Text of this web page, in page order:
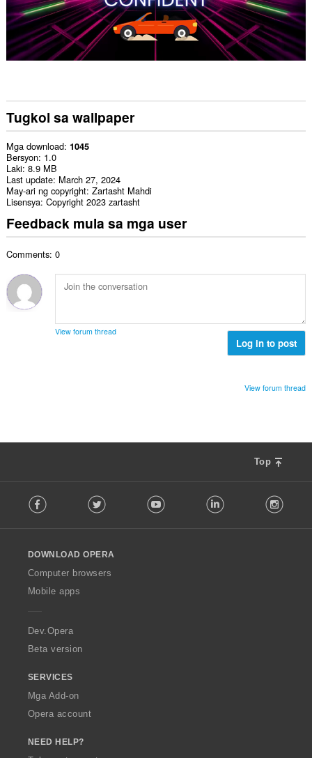
Tugkol sa wallpaper
Mga download 1045
Bersyon 1.0
Laki 8.9 MB
Last update March 27, 2024
May-ari ng copyright Zartasht Mahdi
Lisensya Copyright 2023 zartasht
Feedback mula sa mga user
Comments: 0
View forum thread
Log in to post
View forum thread
Top
o
w
O
p
a
Facebook Twitter Youtube LinkedIn
DOWNLOAD OPERA
Computer browsers
Mobile apps
Dev.Opera
Beta version
SERVICES
Mga Add-on
Opera account
NEED HELP?